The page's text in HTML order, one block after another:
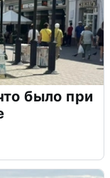
было при